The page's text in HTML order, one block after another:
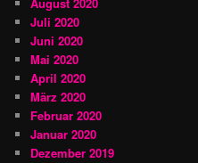
August 2020
Juli 2020
Juni 2020
Mai 2020
April 2020
März 2020
Februar 2020
Januar 2020
Dezember 2019